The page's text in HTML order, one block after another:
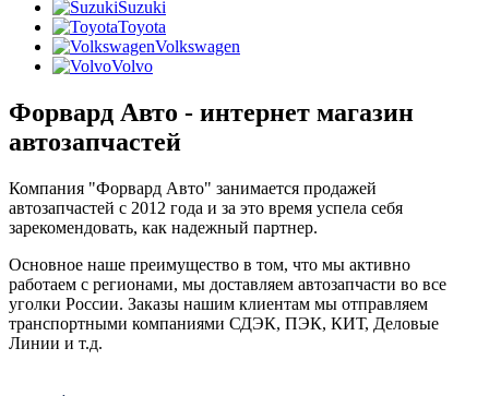
Suzuki
Toyota
Volkswagen
Volvo
Форвард Авто - интернет магазин
автозапчастей
Компания "Форвард Авто" занимается продажей
автозапчастей с 2012 года и за это время успела себя
зарекомендовать, как надежный партнер.
Основное наше преимущество в том, что мы активно
работаем с регионами, мы доставляем автозапчасти во все
уголки России. Заказы нашим клиентам мы отправляем
транспортными компаниями СДЭК, ПЭК, КИТ, Деловые
Линии и т.д.